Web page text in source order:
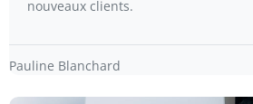
nouveaux clients.
Pauline Blanchard